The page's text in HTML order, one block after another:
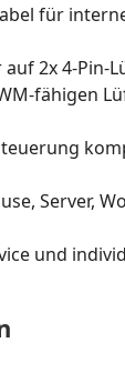
für
2x 4-Pin-
fähigen
Server,
und